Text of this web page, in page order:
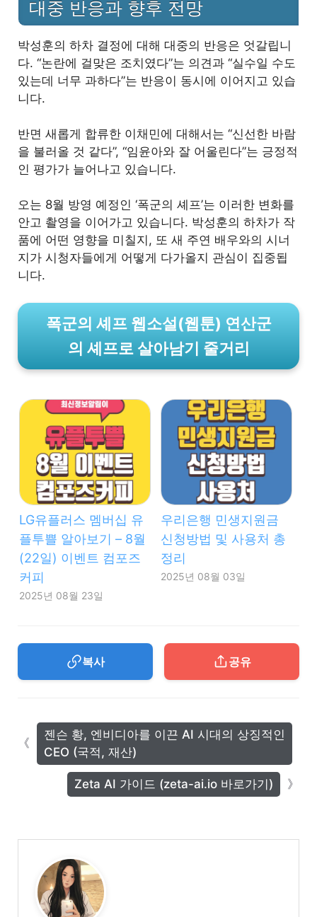
대중 반응과 향후 전망
박성훈의 하차 결정에 대해 대중의 반응은 엇갈립니
다. “논란에 걸맞은 조치였다”는 의견과 “실수일 수도
있는데 너무 과하다”는 반응이 동시에 이어지고 있습
니다.
반면 새롭게 합류한 이채민에 대해서는 “신선한 바람
을 불러올 것 같다”, “임윤아와 잘 어울린다”는 긍정적
인 평가가 늘어나고 있습니다.
오는 8월 방영 예정인 ‘폭군의 셰프’는 이러한 변화를
안고 촬영을 이어가고 있습니다. 박성훈의 하차가 작
품에 어떤 영향을 미칠지, 또 새 주연 배우와의 시너
지가 시청자들에게 어떻게 다가올지 관심이 집중됩
니다.
폭군의 셰프 웹소설(웹툰) 연산군
의 셰프로 살아남기 줄거리
LG유플러스 멤버십 유
플투쁠 알아보기 – 8월
(22일) 이벤트 컴포즈
커피
2025년 08월 23일
우리은행 민생지원금
신청방법 및 사용처 총
정리
2025년 08월 03일
복사 공유
Zeta AI 가이드 (zeta-ai.io 바로가기)
젠슨 황, 엔비디아를 이끈 AI 시대의 상징적인
CEO (국적, 재산)